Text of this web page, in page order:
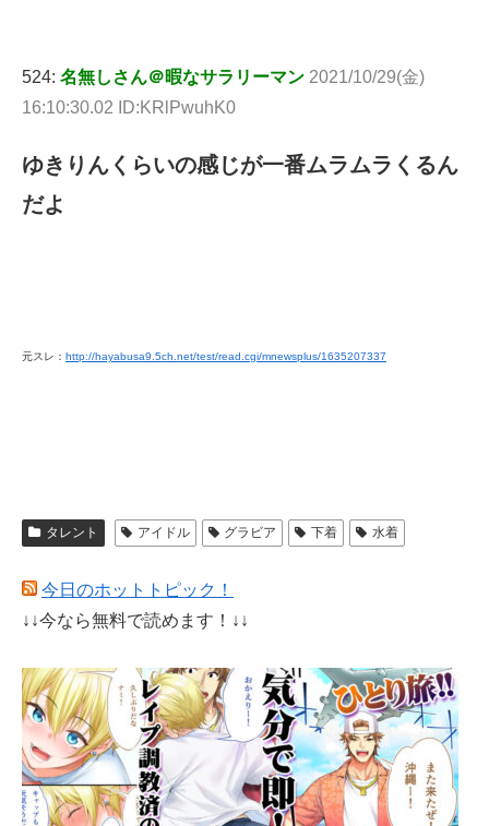
524: 名無しさん＠暇なサラリーマン 2021/10/29(金)
16:10:30.02 ID:KRlPwuhK0
ゆきりんくらいの感じが一番ムラムラくるん
だよ
元スレ： http://hayabusa9.5ch.net/test/read.cgi/mnewsplus/1635207337
タレント アイドル グラビア 下着 水着
今日のホットトピック！
↓↓今なら無料で読めます！↓↓